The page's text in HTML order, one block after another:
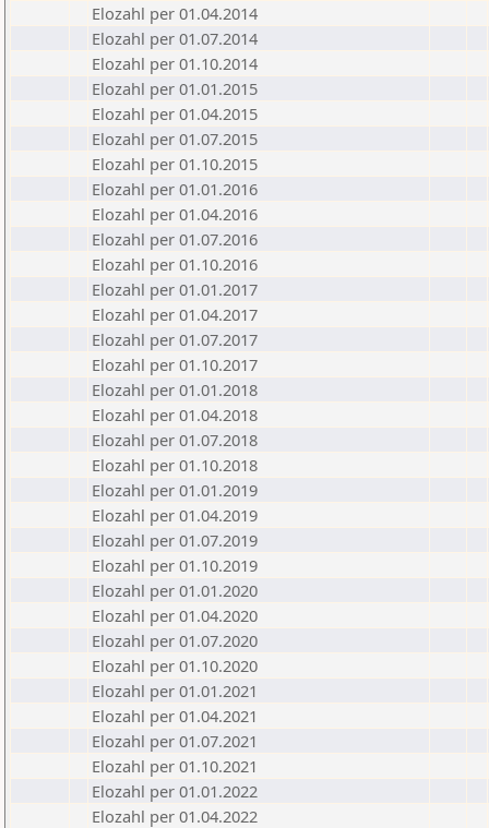
Elozahl per 01.04.2014
Elozahl per 01.07.2014
Elozahl per 01.10.2014
Elozahl per 01.01.2015
Elozahl per 01.04.2015
Elozahl per 01.07.2015
Elozahl per 01.10.2015
Elozahl per 01.01.2016
Elozahl per 01.04.2016
Elozahl per 01.07.2016
Elozahl per 01.10.2016
Elozahl per 01.01.2017
Elozahl per 01.04.2017
Elozahl per 01.07.2017
Elozahl per 01.10.2017
Elozahl per 01.01.2018
Elozahl per 01.04.2018
Elozahl per 01.07.2018
Elozahl per 01.10.2018
Elozahl per 01.01.2019
Elozahl per 01.04.2019
Elozahl per 01.07.2019
Elozahl per 01.10.2019
Elozahl per 01.01.2020
Elozahl per 01.04.2020
Elozahl per 01.07.2020
Elozahl per 01.10.2020
Elozahl per 01.01.2021
Elozahl per 01.04.2021
Elozahl per 01.07.2021
Elozahl per 01.10.2021
Elozahl per 01.01.2022
Elozahl per 01.04.2022